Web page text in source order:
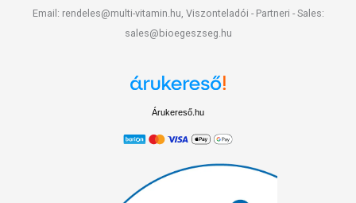
Email: rendeles@multi-vitamin.hu, Viszonteladói - Partneri - Sales:
sales@bioegeszseg.hu
Árukereső.hu